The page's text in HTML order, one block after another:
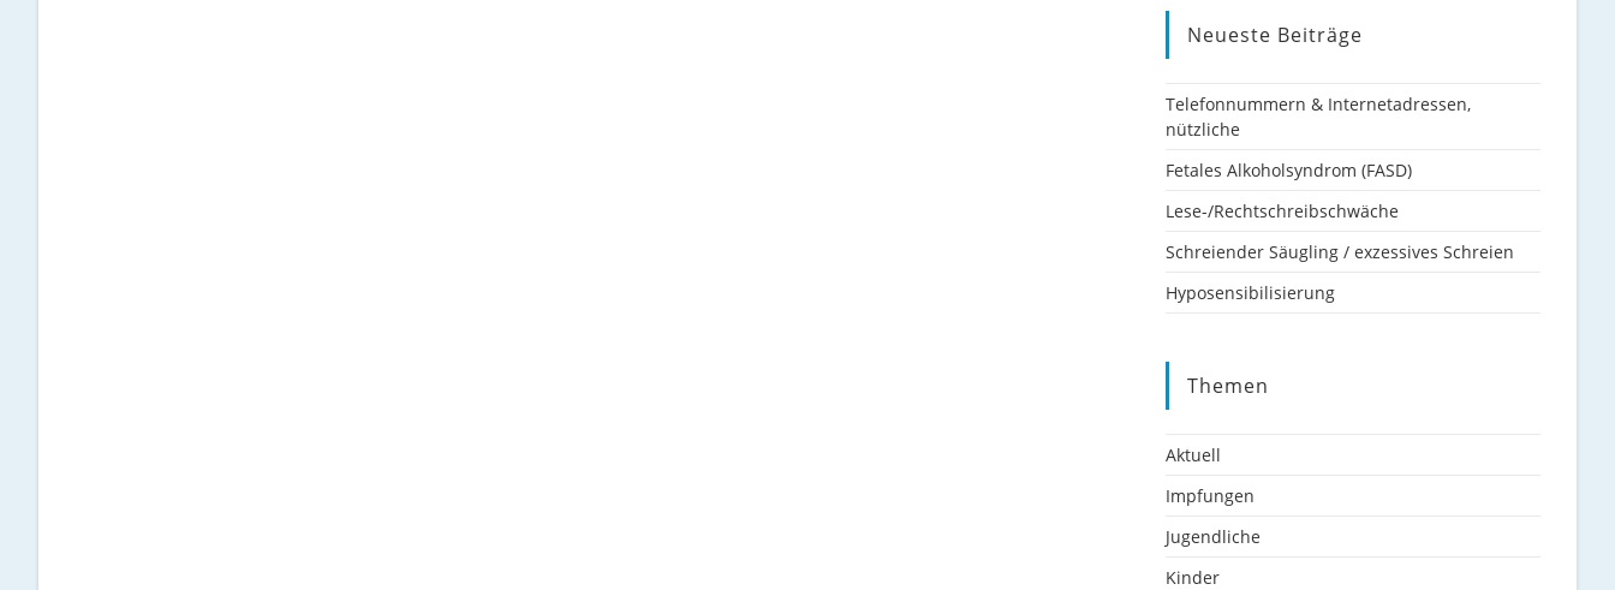
Neueste Beiträge
Telefonnummern & Internetadressen,
nützliche
Fetales Alkoholsyndrom (FASD)
Lese-/Rechtschreibschwäche
Schreiender Säugling / exzessives Schreien
Hyposensibilisierung
Themen
Aktuell
Impfungen
Jugendliche
Kinder